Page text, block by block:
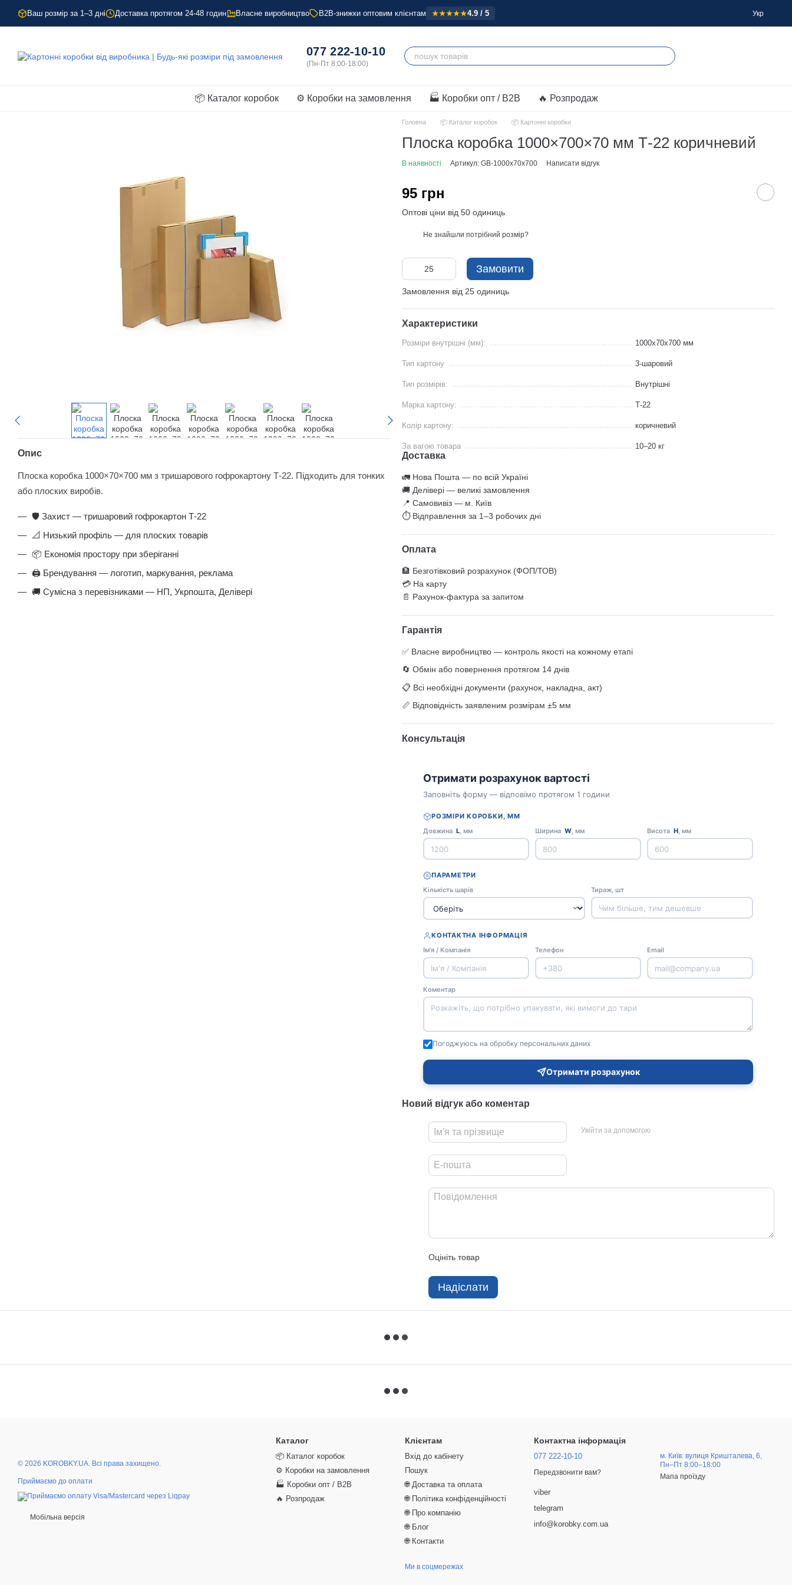
Перейти до основного контенту
Ваш розмір за 1–3 дні Доставка протягом 24-48 годин Власне виробництво B2B-знижки оптовим клієнтам ★★★★★4.9 / 5 Укр
077 222-10-10
📦 Каталог коробок ⚙️ Коробки на замовлення 🏭 Коробки опт / B2B 🔥 Розпродаж
Опис
Плоска коробка 1000×70×700 мм з тришарового гофрокартону Т-22. Підходить для тонких
або плоских виробів.
🛡️ Захист — тришаровий гофрокартон Т-22
📐 Низький профіль — для плоских товарів
📦 Економія простору при зберіганні
🖨️ Брендування — логотип, маркування, реклама
🚚 Сумісна з перевізниками — НП, Укрпошта, Делівері
Головна 📦 Каталог коробок 📦 Картонні коробки
Плоска коробка 1000×700×70 мм Т-22 коричневий
В наявності Артикул: GB-1000x70x700 Написати відгук
95 грн
Оптові ціни від 50 одиниць
Не знайшли потрібний розмір?
Замовити
Замовлення від 25 одиниць
Характеристики
Розміри внутрішні (мм): 1000x70x700 мм
Тип картону 3-шаровий
Тип розмірів: Внутрішні
Марка картону: Т-22
Колір картону: коричневий
За вагою товара 10–20 кг
Доставка
🚛 Нова Пошта — по всій Україні
🚚 Делівері — великі замовлення
📍 Самовивіз — м. Київ
⏱ Відправлення за 1–3 робочих дні
Оплата
🏦 Безготівковий розрахунок (ФОП/ТОВ)
💳 На карту
📄 Рахунок-фактура за запитом
Гарантія
✅ Власне виробництво — контроль якості на кожному етапі
🔄 Обмін або повернення протягом 14 днів
📋 Всі необхідні документи (рахунок, накладна, акт)
📏 Відповідність заявленим розмірам ±5 мм
Консультація
Отримати розрахунок вартості
Заповніть форму — відповімо протягом 1 години
РОЗМІРИ КОРОБКИ, ММ
Довжина L, мм Ширина W, мм Висота H, мм
ПАРАМЕТРИ
Кількість шарів
Тираж, шт
КОНТАКТНА ІНФОРМАЦІЯ
Ім'я / Компанія
Телефон Email
Коментар
Погоджуюсь на обробку персональних даних
Отримати розрахунок
Новий відгук або коментар
Увійти за допомогою
Оцініть товар
Надіслати
© 2026 KOROBKY.UA. Всі права захищено.
Приймаємо до оплати
Мобільна версія
Каталог
📦 Каталог коробок
⚙️ Коробки на замовлення
🏭 Коробки опт / B2B
🔥 Розпродаж
Клієнтам
Вхід до кабінету
Пошук
🌐 Доставка та оплата
🌐 Політика конфіденційності
🌐 Про компанію
🌐 Блог
🌐 Контакти
Ми в соцмережах
Контактна інформація
077 222-10-10
Передзвонити вам?
viber
telegram
info@korobky.com.ua
м. Київ: вулиця Кришталева, 6,
Пн–Пт 8:00–18:00
Мапа проїзду